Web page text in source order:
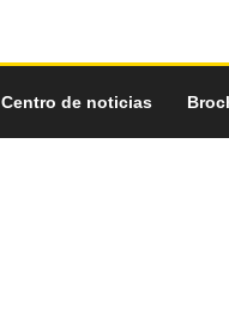
Centro de noticias